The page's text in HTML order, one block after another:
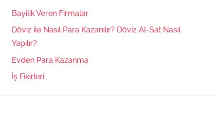
Bayilik Veren Firmalar
Döviz ile Nasıl Para Kazanılır? Döviz Al-Sat Nasıl
Yapılır?
Evden Para Kazanma
İş Fikirleri